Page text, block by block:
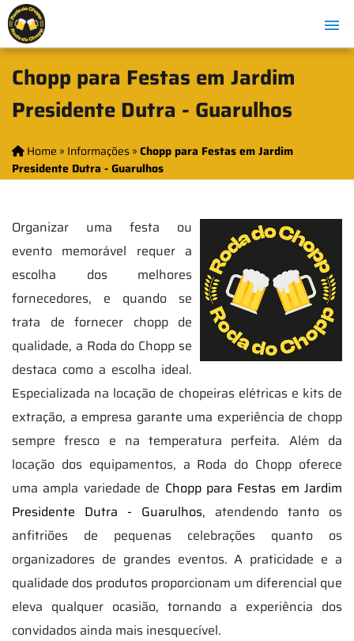
Chopp para Festas em Jardim
Presidente Dutra - Guarulhos
Home » Informações»Chopp para Festas em Jardim
Presidente Dutra - Guarulhos
Organizar uma festa ou
evento memorável requer a
escolha dos melhores
fornecedores, e quando se
trata de fornecer chopp de
qualidade, a Roda do Chopp se
destaca como a escolha ideal.
Especializada na locação de chopeiras elétricas e kits de
extração, a empresa garante uma experiência de chopp
sempre fresco e na temperatura perfeita. Além da
locação dos equipamentos, a Roda do Chopp oferece
uma ampla variedade de Chopp para Festas em Jardim
Presidente Dutra - Guarulhos, atendendo tanto os
anfitriões de pequenas celebrações quanto os
organizadores de grandes eventos. A praticidade e a
qualidade dos produtos proporcionam um diferencial que
eleva qualquer ocasião, tornando a experiência dos
convidados ainda mais inesquecível.